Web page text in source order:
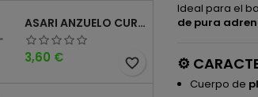
ASARI ANZUELO CURVO CAROLINA WORM
Precio
3,60 € favorite_border
Ideal para el
de pura
⚙️
Cuerpo de